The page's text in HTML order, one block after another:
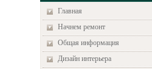
Главная
Начнем ремонт
Общая информация
Дизайн интерьера